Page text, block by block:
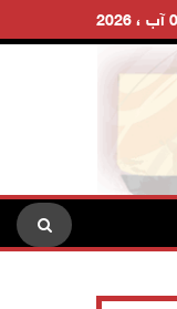
الشعب الفلسطيني